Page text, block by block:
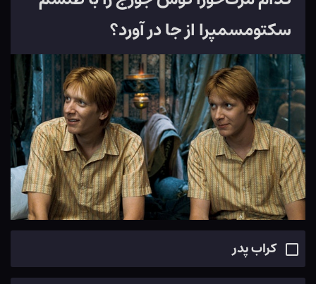
سکتومسمپرا از جا در آورد؟
کراب پدر